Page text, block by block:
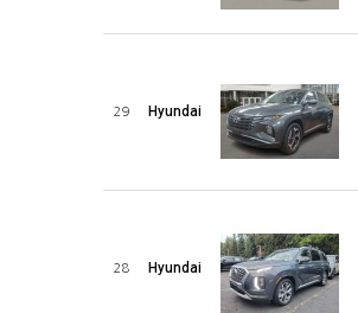
29 Hyundai
28 Hyundai